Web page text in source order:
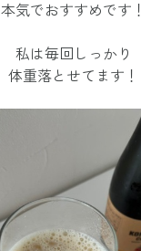
本気でおすすめです！
私は毎回しっかり
体重落とせてます！